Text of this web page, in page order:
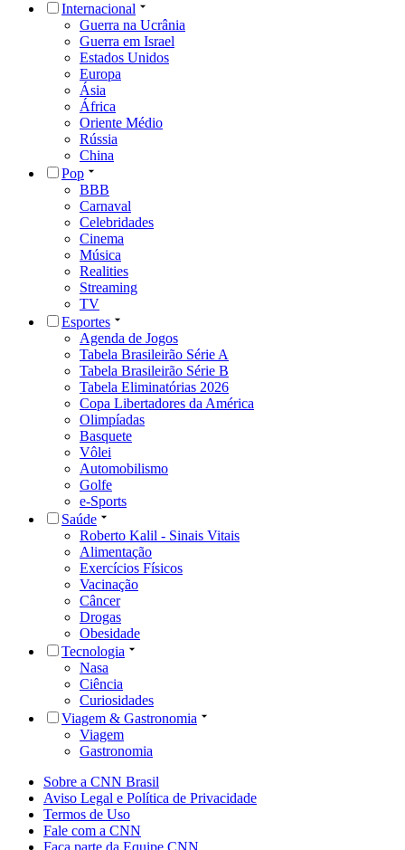
Internacional
Guerra na Ucrânia
Guerra em Israel
Estados Unidos
Europa
Ásia
África
Oriente Médio
Rússia
China
Pop
BBB
Carnaval
Celebridades
Cinema
Música
Realities
Streaming
TV
Esportes
Agenda de Jogos
Tabela Brasileirão Série A
Tabela Brasileirão Série B
Tabela Eliminatórias 2026
Copa Libertadores da América
Olimpíadas
Basquete
Vôlei
Automobilismo
Golfe
e-Sports
Saúde
Roberto Kalil - Sinais Vitais
Alimentação
Exercícios Físicos
Vacinação
Câncer
Drogas
Obesidade
Tecnologia
Nasa
Ciência
Curiosidades
Viagem & Gastronomia
Viagem
Gastronomia
Sobre a CNN Brasil
Aviso Legal e Política de Privacidade
Termos de Uso
Fale com a CNN